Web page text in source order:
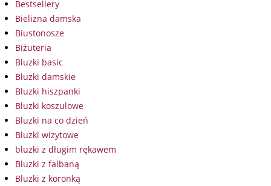
Bestsellery
Bielizna damska
Biustonosze
Biżuteria
Bluzki basic
Bluzki damskie
Bluzki hiszpanki
Bluzki koszulowe
Bluzki na co dzień
Bluzki wizytowe
bluzki z długim rękawem
Bluzki z falbaną
Bluzki z koronką